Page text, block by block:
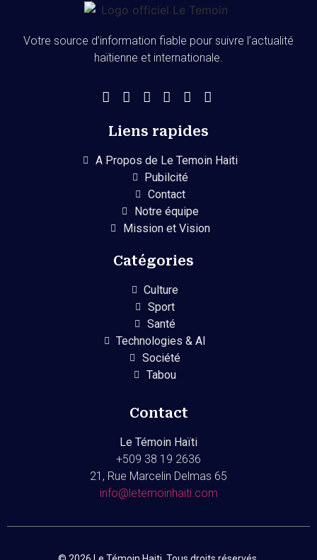
Votre source d’information fiable pour suivre l’actualité
haïtienne et internationale.
Liens rapides
A Propos de Le Temoin Haiti
Pubilcité
Contact
Notre équipe
Mission et Vision
Catégories
Culture
Sport
Santé
Technologies & AI
Société
Tabou
Contact
Le Témoin Haïti
+509 38 19 2636
21, Rue Marcelin Delmas 65
info@letemoinhaiti.com